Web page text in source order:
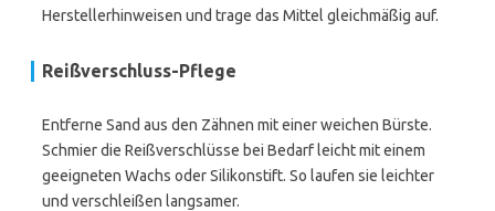
Herstellerhinweisen und trage das Mittel gleichmäßig auf.
Reißverschluss-Pflege
Entferne Sand aus den Zähnen mit einer weichen Bürste.
Schmier die Reißverschlüsse bei Bedarf leicht mit einem
geeigneten Wachs oder Silikonstift. So laufen sie leichter
und verschleißen langsamer.